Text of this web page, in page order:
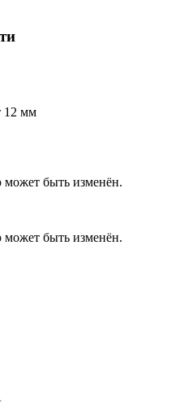
12 мм
быть изменён.
быть изменён.